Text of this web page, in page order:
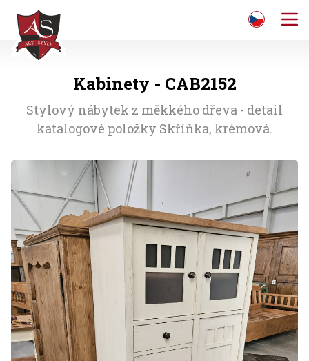
Kabinety - CAB2152
Stylový nábytek z měkkého dřeva - detail
katalogové položky Skříňka, krémová.